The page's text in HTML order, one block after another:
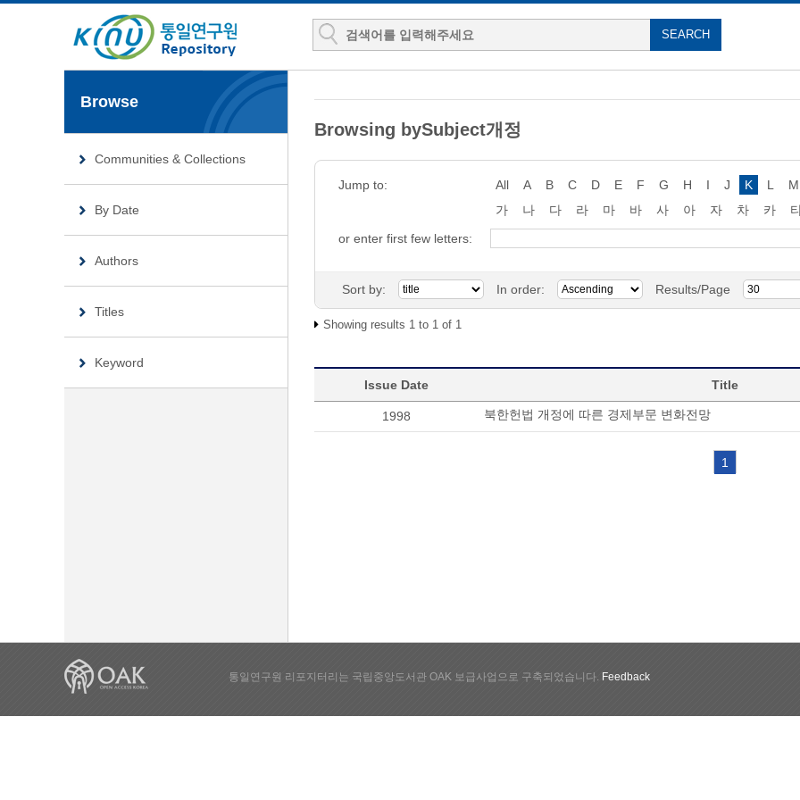
Browse
Communities & Collections
By Date
Authors
Titles
Keyword
Browsing bySubject개정
Jump to: All A B C D E F G H I J K L M
가
나 다 라 마 바 사 아 자 차 카
or enter first few letters:
Sort by: In order: Results/Page
Showing results 1 to 1 of 1
Issue Date Title
1998 북한헌법 개정에 따른 경제부문 변화전망
1
통일연구원 리포지터리는 국립중앙도서관 OAK 보급사업으로 구축되었습니다. Feedback